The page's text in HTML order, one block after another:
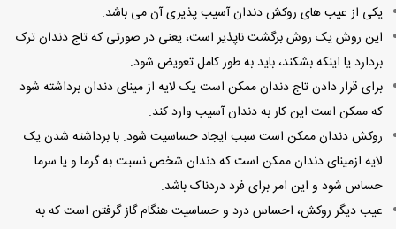
یکی از عیب های روکش دندان آسیب پذیری آن می باشد.
این روش یک روش برگشت ناپذیر است، یعنی در صورتی که تاج دندان ترک
بردارد یا اینکه بشکند، باید به طور کامل تعویض شود.
برای قرار دادن تاج دندان ممکن است یک لایه از مینای دندان برداشته شود
که ممکن است این کار به دندان آسیب وارد کند.
روکش دندان ممکن است سبب ایجاد حساسیت شود. با برداشته شدن یک
لایه از‌مینای دندان ممکن است که دندان شخص نسبت به گرما و یا سرما
حساس شود و این امر برای فرد دردناک باشد.
عیب دیگر روکش، احساس درد و حساسیت هنگام گاز گرفتن است که به